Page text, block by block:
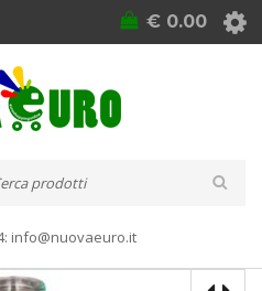
€ 0.00
info@nuovaeuro.it